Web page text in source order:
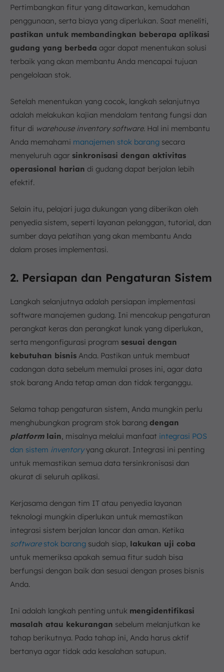
Pertimbangkan fitur yang ditawarkan, kemudahan
penggunaan, serta biaya yang diperlukan. Saat meneliti,
pastikan untuk membandingkan beberapa aplikasi
gudang yang berbeda agar dapat menentukan solusi
terbaik yang akan membantu Anda mencapai tujuan
pengelolaan stok.
Setelah menentukan yang cocok, langkah selanjutnya
adalah melakukan kajian mendalam tentang fungsi dan
fitur di warehouse inventory software. Hal ini membantu
Anda memahami manajemen stok barang secara
menyeluruh agar sinkronisasi dengan aktivitas
operasional harian di gudang dapat berjalan lebih
efektif.
Selain itu, pelajari juga dukungan yang diberikan oleh
penyedia sistem, seperti layanan pelanggan, tutorial, dan
sumber daya pelatihan yang akan membantu Anda
dalam proses implementasi.
2. Persiapan dan Pengaturan Sistem
Langkah selanjutnya adalah persiapan implementasi
software manajemen gudang. Ini mencakup pengaturan
perangkat keras dan perangkat lunak yang diperlukan,
serta mengonfigurasi program sesuai dengan
kebutuhan bisnis Anda. Pastikan untuk membuat
cadangan data sebelum memulai proses ini, agar data
stok barang Anda tetap aman dan tidak terganggu.
Selama tahap pengaturan sistem, Anda mungkin perlu
menghubungkan program stok barang dengan
platformlain, misalnya melalui manfaat integrasi POS
dan sistem inventoryyang akurat. Integrasi ini penting
untuk memastikan semua data tersinkronisasi dan
akurat di seluruh aplikasi.
Kerjasama dengan tim IT atau penyedia layanan
teknologi mungkin diperlukan untuk memastikan
integrasi sistem berjalan lancar dan aman. Ketika
software stok barang sudah siap, lakukan uji coba
untuk memeriksa apakah semua fitur sudah bisa
berfungsi dengan baik dan sesuai dengan proses bisnis
Anda.
Ini adalah langkah penting untuk mengidentifikasi
masalah atau kekurangan sebelum melanjutkan ke
tahap berikutnya. Pada tahap ini, Anda harus aktif
bertanya agar tidak ada kesalahan satupun.